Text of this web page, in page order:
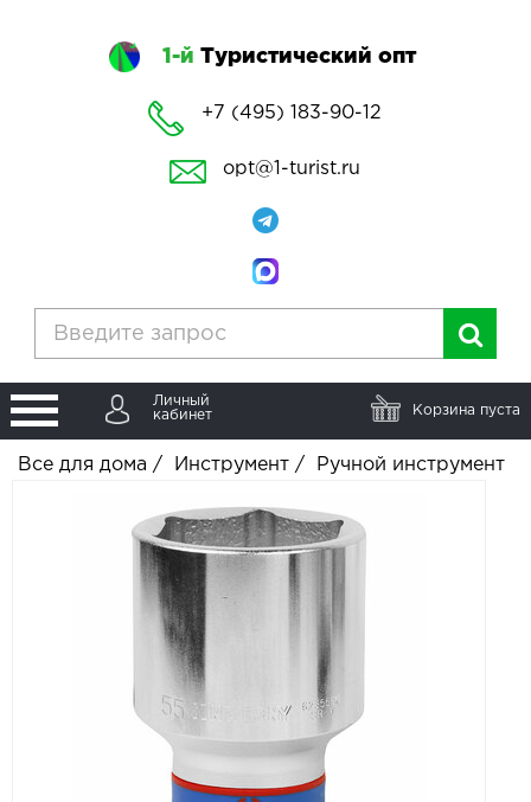
1-й Туристический опт
+7 (495) 183-90-12
opt@1-turist.ru
Личный
кабинет
Корзина пуста
Все для дома / Инструмент / Ручной инструмент